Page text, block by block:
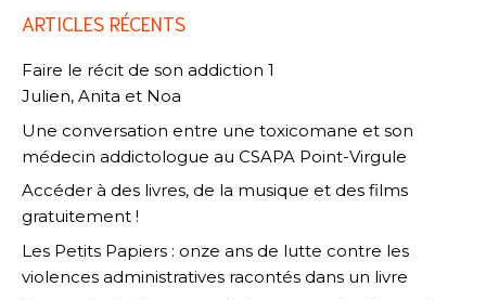
ARTICLES RÉCENTS
Faire le récit de son addiction 1
Julien, Anita et Noa
Une conversation entre une toxicomane et son
médecin addictologue au CSAPA Point-Virgule
Accéder à des livres, de la musique et des films
gratuitement !
Les Petits Papiers : onze ans de lutte contre les
violences administratives racontés dans un livre